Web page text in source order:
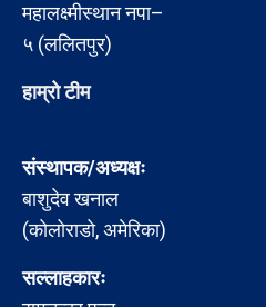
महालक्ष्मीस्थान नपा–
५ (ललितपुर)
हाम्रो टीम
संस्थापक/अध्यक्षः
बाशुदेव खनाल
(कोलोराडो, अमेरिका)
सल्लाहकारः